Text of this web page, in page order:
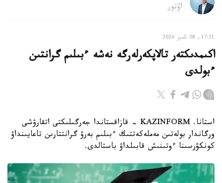
اۆتور
17:51, 08 تامىز 2026
اكىمدىكتەر تالاپكەرلەرگە نەشە ءبىلىم گرانتىن
ءبولدى
استانا. KAZINFORM - قازاقستاندا جەرگىلىكتى اتقارۋشى
ورگاندار بولەتىن مەملەكەتتىك ءبىلىم بەرۋ گرانتتارىن تاعايىنداۋ
كونكۋرسىنا ءوتىنىش قابىلداۋ باستالدى.